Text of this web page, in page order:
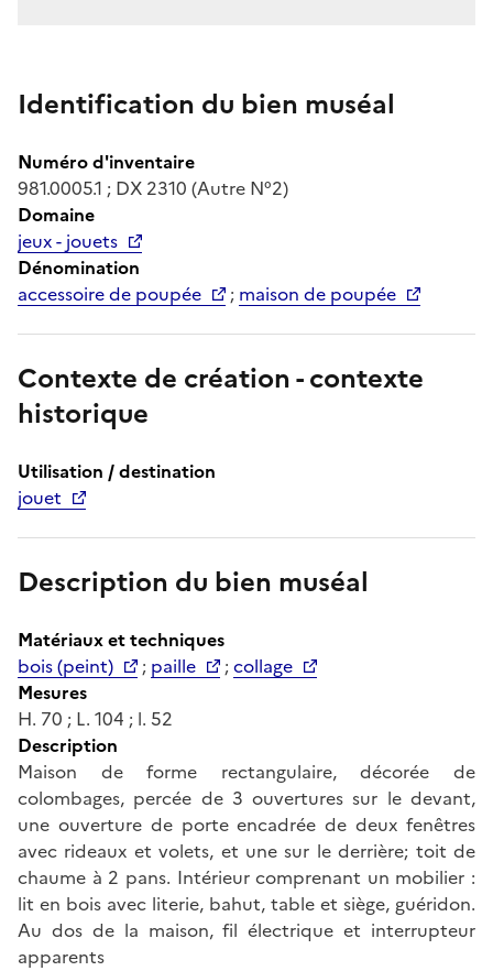
Identification du bien muséal
Numéro d'inventaire
981.0005.1 ; DX 2310 (Autre N°2)
Domaine
jeux - jouets
Dénomination
accessoire de poupée
; maison de poupée
Contexte de création - contexte
historique
Utilisation / destination
jouet
Description du bien muséal
Matériaux et techniques
bois (peint)
; paille ;collage
Mesures
H. 70 ; L. 104 ; l. 52
Description
Maison de forme rectangulaire, décorée de
colombages, percée de 3 ouvertures sur le devant,
une ouverture de porte encadrée de deux fenêtres
avec rideaux et volets, et une sur le derrière; toit de
chaume à 2 pans. Intérieur comprenant un mobilier :
lit en bois avec literie, bahut, table et siège, guéridon.
Au dos de la maison, fil électrique et interrupteur
apparents